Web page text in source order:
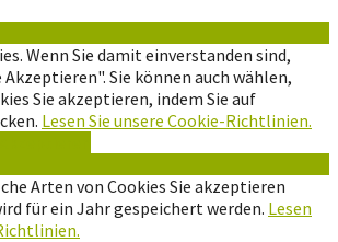
Wenn Sie damit einverstanden sind,
Sie können auch wählen,
Sie akzeptieren, indem Sie auf
Lesen Sie unsere Cookie-Richtlinien.
Arten von Cookies Sie akzeptieren
für ein Jahr gespeichert werden. Lesen